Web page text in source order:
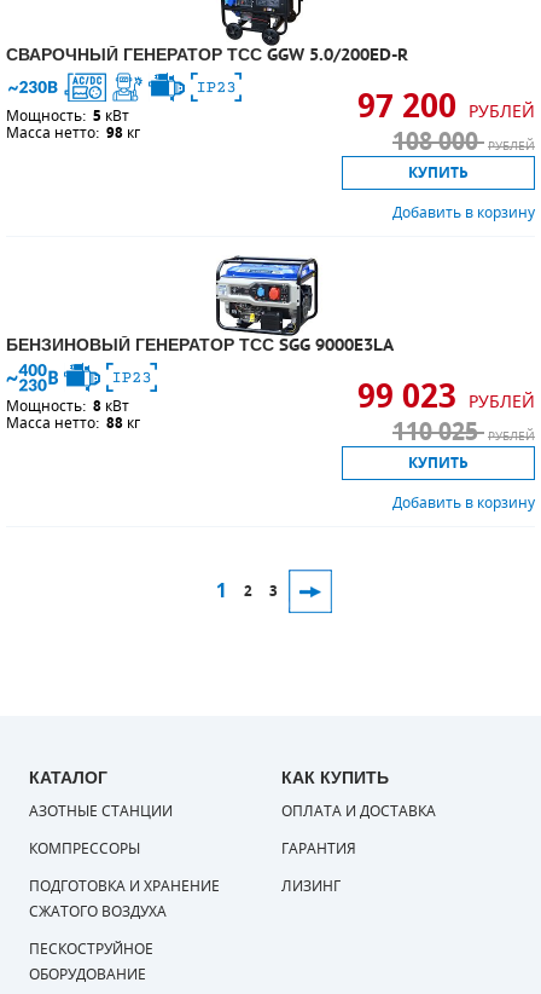
СВАРОЧНЫЙ ГЕНЕРАТОР ТСС GGW 5.0/200ED-R
Мощность: 5 кВт
Масса нетто: 98 кг
97 200 РУБЛЕЙ
108 000 РУБЛЕЙ
КУПИТЬ
Добавить в корзину
БЕНЗИНОВЫЙ ГЕНЕРАТОР ТСС SGG 9000E3LA
Мощность: 8 кВт
Масса нетто: 88 кг
99 023 РУБЛЕЙ
110 025 РУБЛЕЙ
КУПИТЬ
Добавить в корзину
1 2 3
КАТАЛОГ
АЗОТНЫЕ СТАНЦИИ
КОМПРЕССОРЫ
ПОДГОТОВКА И ХРАНЕНИЕ
СЖАТОГО ВОЗДУХА
ПЕСКОСТРУЙНОЕ
ОБОРУДОВАНИЕ
КАК КУПИТЬ
ОПЛАТА И ДОСТАВКА
ГАРАНТИЯ
ЛИЗИНГ